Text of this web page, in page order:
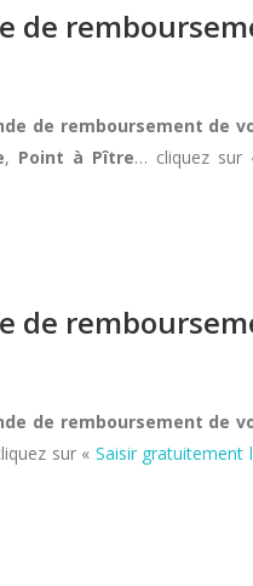
de remboursement de
, Point à Pître… cliquez
de remboursement de
sur « Saisir gratuitement